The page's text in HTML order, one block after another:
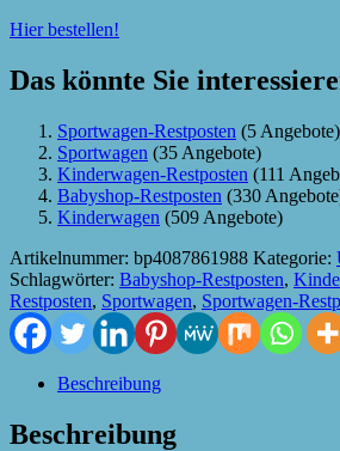
Hier bestellen!
Das könnte Sie
Sportwagen-Restposten (5 Angebote)
Sportwagen (35 Angebote)
Kinderwagen-Restposten (111
Babyshop-Restposten (330
Kinderwagen (509 Angebote)
Artikelnummer: bp4087861988 Kategorie:
Schlagwörter: Babyshop-Restposten,
Restposten, Sportwagen, Sportwagen-
Beschreibung
Beschreibung